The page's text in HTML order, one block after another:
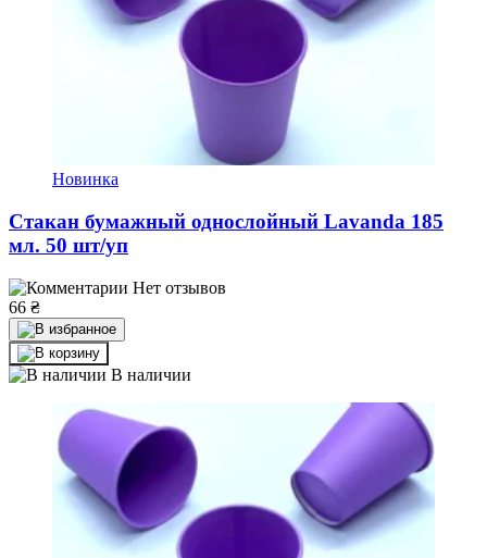
Новинка
Стакан бумажный однослойный Lavanda 185
мл. 50 шт/уп
Нет отзывов
66 ₴
В наличии